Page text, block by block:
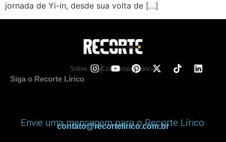
jornada de Yi-in, desde sua volta de […]
Sobre NosColunistasAnuncie
Siga o Recorte Lírico
Envie uma mensagem para o Recorte Lírico:
contato@recortelirico.com.br